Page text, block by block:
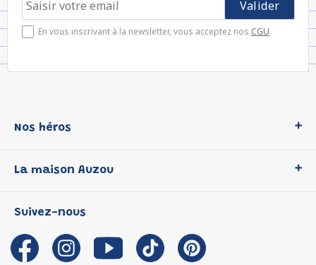
En vous inscrivant à la newsletter, vous acceptez nos CGU.
Nos héros
P'tit Loup
Les Influenceuses
Migali
Petite Taupe
La maison Auzou
Notre histoire
Auzou s'engage
Auteurs et illustrateurs Auzou
Suivez-nous